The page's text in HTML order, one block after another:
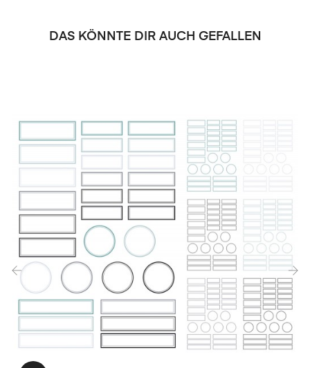
DAS KÖNNTE DIR AUCH GEFALLEN
‹ ›